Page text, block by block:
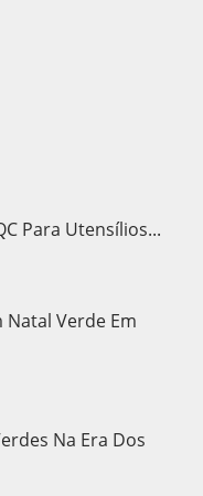
Para Utensílios...
Natal Verde Em
Na Era Dos